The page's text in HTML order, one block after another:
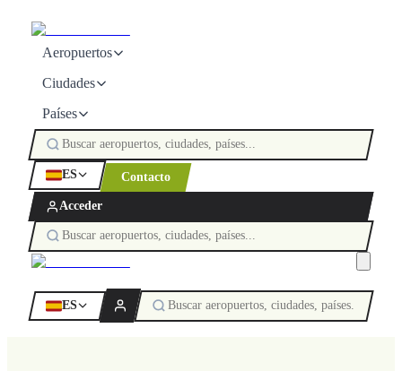
Aeropuertos
Ciudades
Países
ES Contacto
Acceder
ES